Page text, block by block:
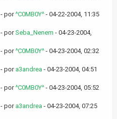
- por^C0MB0Y^ - 04-22-2004, 11:35
- porSeba_Nenem - 04-23-2004,
- por^C0MB0Y^ - 04-23-2004, 02:32
- por a3andrea - 04-23-2004, 04:51
- por^C0MB0Y^ - 04-23-2004, 05:52
- por a3andrea - 04-23-2004, 07:25